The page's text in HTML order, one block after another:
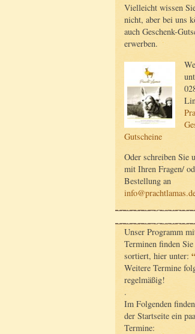
Vielleicht wissen
nicht, aber bei uns
auch Geschenk-
erwerben.
Gutscheine
Oder schreiben Sie
mit Ihren Fragen/
Bestellung an
Unser Programm
Terminen finden
sortiert, hier unter:
Weitere Termine
regelmäßig!
.
Im Folgenden
der Startseite ein
Termine: